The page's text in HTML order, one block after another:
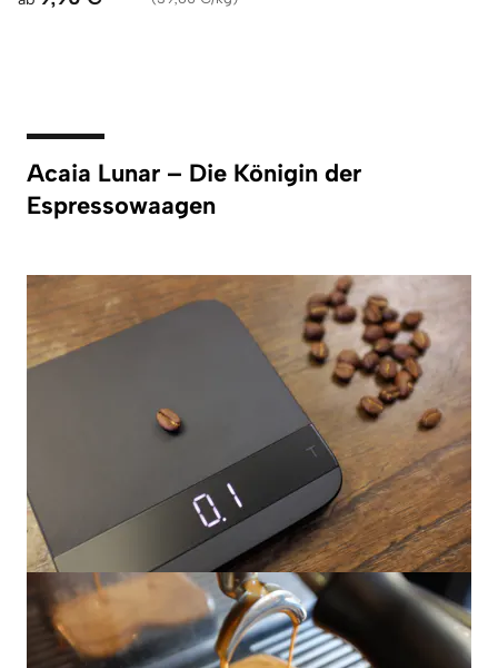
Acaia Lunar – Die Königin der
Espressowaagen